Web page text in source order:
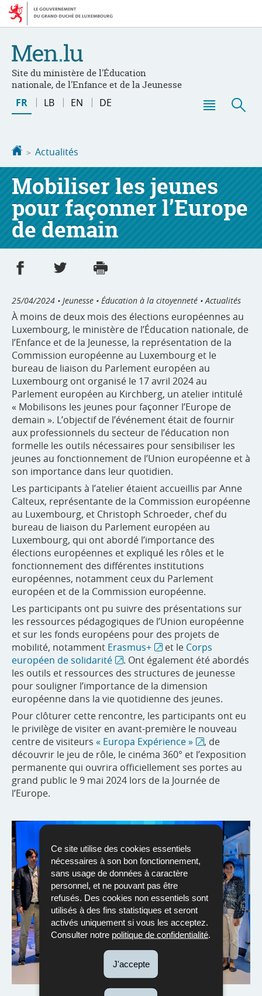
Ce site utilise des cookies essentiels
nécessaires à son bon fonctionnement,
sans usage de données à caractère
personnel, et ne pouvant pas être
refusés. Des cookies non essentiels sont
utilisés à des fins statistiques et seront
activés uniquement si vous les acceptez.
Consulter notre politique de confidentialité
J'accepte
Aller
navigation
Aller
au
Site du ministère de l'Éducation
nationale, de l'Enfance et de la Jeunesse
Changer
de
FR LB EN DE
Accueil
Actualités
Mobiliser les jeunes
pour façonner l’Europe
de demain
Partager sur Facebook
Partager sur Twitter
25/04/2024 • Jeunesse • Éducation à la citoyenneté • Actualités
À moins de deux mois des élections européennes au
Luxembourg, le ministère de l’Éducation nationale, de
l’Enfance et de la Jeunesse, la représentation de la
Commission européenne au Luxembourg et le
bureau de liaison du Parlement européen au
Luxembourg ont organisé le 17 avril 2024 au
Parlement européen au Kirchberg, un atelier intitulé
« Mobilisons les jeunes pour façonner l’Europe de
demain ». L’objectif de l’événement était de fournir
aux professionnels du secteur de l’éducation non
formelle les outils nécessaires pour sensibiliser les
jeunes au fonctionnement de l’Union européenne et à
son importance dans leur quotidien.
Les participants à l’atelier étaient accueillis par Anne
Calteux, représentante de la Commission européenne
au Luxembourg, et Christoph Schroeder, chef du
bureau de liaison du Parlement européen au
Luxembourg, qui ont abordé l’importance des
élections européennes et expliqué les rôles et le
fonctionnement des différentes institutions
européennes, notamment ceux du Parlement
européen et de la Commission européenne.
Les participants ont pu suivre des présentations sur
les ressources pédagogiques de l’Union européenne
et sur les fonds européens pour des projets de
mobilité, notamment Erasmus+ et le Corps
européen de solidarité
. Ont également été abordés
les outils et ressources des structures de jeunesse
pour souligner l’importance de la dimension
européenne dans la vie quotidienne des jeunes.
Pour clôturer cette rencontre, les participants ont eu
le privilège de visiter en avant-première le nouveau
centre de visiteurs « Europa Expérience »
, de
découvrir le jeu de rôle, le cinéma 360° et l’exposition
permanente qui ouvrira officiellement ses portes au
grand public le 9 mai 2024 lors de la Journée de
l’Europe.